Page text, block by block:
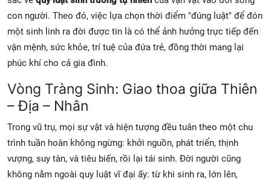
con người. Theo đó, việc lựa chọn thời điểm "đúng luật" để đón
một sinh linh ra đời được tin là có thể ảnh hưởng trực tiếp đến
vận mệnh, sức khỏe, trí tuệ của đứa trẻ, đồng thời mang lại
phúc khí cho cả gia đình.
Vòng Tràng Sinh: Giao thoa giữa Thiên
– Địa – Nhân
Trong vũ trụ, mọi sự vật và hiện tượng đều tuân theo một chu
trình tuần hoàn không ngừng: khởi nguồn, phát triển, thịnh
vượng, suy tàn, và tiêu biến, rồi lại tái sinh. Đời người cũng
không nằm ngoài quy luật vĩ đại ấy: từ khi sinh ra, lớn lên,